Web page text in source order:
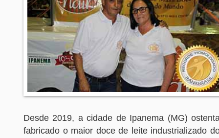
Desde 2019, a cidade de Ipanema (MG)
fabricado o maior doce de leite industrializado